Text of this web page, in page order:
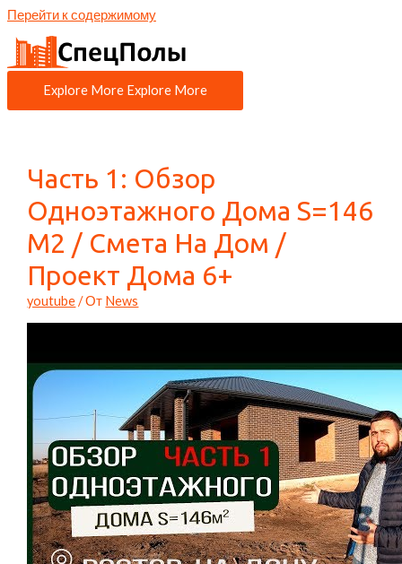
Перейти к содержимому
Explore More Explore More
Часть 1: Обзор
Одноэтажного Дома S=146
М2 / Смета На Дом /
Проект Дома 6+
youtube/ От News